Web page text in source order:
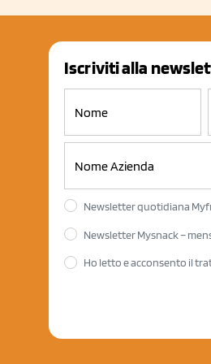
Iscriviti alla
Newsletter quotidiana
Newsletter Mysnack –
Ho letto e acconsento il